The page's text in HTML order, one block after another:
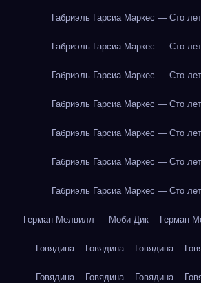
Габриэль Гарсиа Маркес — Сто
Габриэль Гарсиа Маркес — Сто
Габриэль Гарсиа Маркес — Сто
Габриэль Гарсиа Маркес — Сто
Габриэль Гарсиа Маркес — Сто
Габриэль Гарсиа Маркес — Сто
Габриэль Гарсиа Маркес — Сто
Герман Мелвилл — Моби Дик Герман
Говядина Говядина Говядина
Говядина Говядина Говядина